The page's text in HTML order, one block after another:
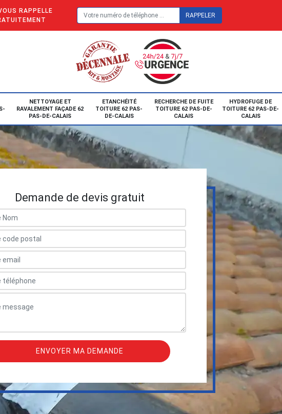
RAPPELLE
NETTOYAGE ET
RAVALEMENT FAÇADE 62
PAS-DE-CALAIS
ETANCHÉITÉ
TOITURE 62 PAS-
DE-CALAIS
RECHERCHE DE FUITE
TOITURE 62 PAS-DE-
CALAIS
HYDROFUGE DE
TOITURE 62 PAS-DE-
CALAIS
Demande de devis gratuit